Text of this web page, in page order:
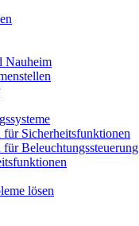
Nauheim
Sicherheitsfunktionen
Beleuchtungssteuerung
lösen